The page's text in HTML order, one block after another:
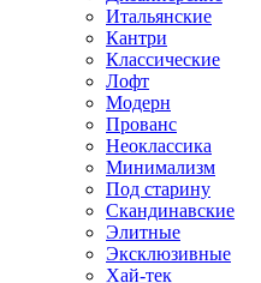
Итальянские
Кантри
Классические
Лофт
Модерн
Прованс
Неоклассика
Минимализм
Под старину
Скандинавские
Элитные
Эксклюзивные
Хай-тек